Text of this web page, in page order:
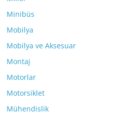
Minibüs
Mobilya
Mobilya ve Aksesuar
Montaj
Motorlar
Motorsiklet
Mühendislik